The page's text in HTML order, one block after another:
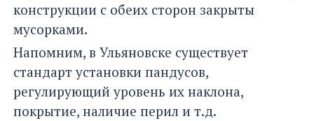
конструкции с обеих сторон закрыты
мусорками.
Напомним, в Ульяновске существует
стандарт установки пандусов,
регулирующий уровень их наклона,
покрытие, наличие перил и т.д.